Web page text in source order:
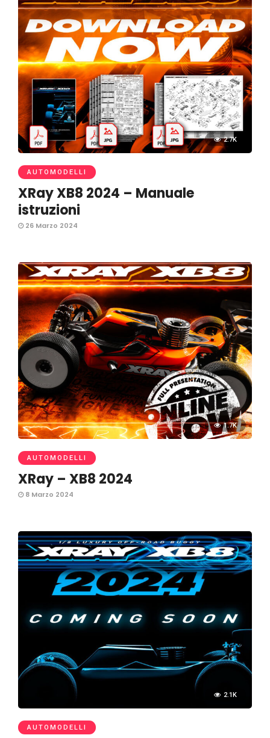
2.7K
AUTOMODELLI
XRay XB8 2024 – Manuale
istruzioni
26 Marzo 2024
1.7K
AUTOMODELLI
XRay – XB8 2024
8 Marzo 2024
2.1K
AUTOMODELLI